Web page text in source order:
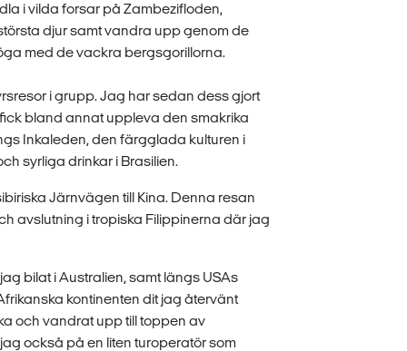
i vilda forsar på Zambezifloden,
djur samt vandra upp genom de
med de vackra bergsgorillorna.
i grupp. Jag har sedan dess gjort
bland annat uppleva den smakrika
Inkaleden, den färgglada kulturen i
syrliga drinkar i Brasilien.
Järnvägen till Kina. Denna resan
avslutning i tropiska Filippinerna där jag
bilat i Australien, samt längs USAs
kontinenten dit jag återvänt
och vandrat upp till toppen av
också på en liten turoperatör som